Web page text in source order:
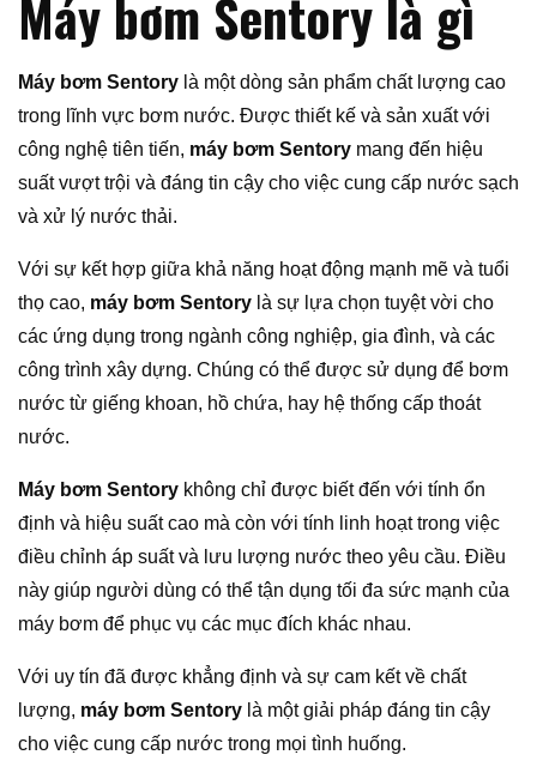
Máy bơm Sentory là gì
Máy bơm Sentory là một dòng sản phẩm chất lượng cao
trong lĩnh vực bơm nước. Được thiết kế và sản xuất với
công nghệ tiên tiến, máy bơm Sentory mang đến hiệu
suất vượt trội và đáng tin cậy cho việc cung cấp nước sạch
và xử lý nước thải.
Với sự kết hợp giữa khả năng hoạt động mạnh mẽ và tuổi
thọ cao, máy bơm Sentory là sự lựa chọn tuyệt vời cho
các ứng dụng trong ngành công nghiệp, gia đình, và các
công trình xây dựng. Chúng có thể được sử dụng để bơm
nước từ giếng khoan, hồ chứa, hay hệ thống cấp thoát
nước.
Máy bơm Sentory không chỉ được biết đến với tính ổn
định và hiệu suất cao mà còn với tính linh hoạt trong việc
điều chỉnh áp suất và lưu lượng nước theo yêu cầu. Điều
này giúp người dùng có thể tận dụng tối đa sức mạnh của
máy bơm để phục vụ các mục đích khác nhau.
Với uy tín đã được khẳng định và sự cam kết về chất
lượng, máy bơm Sentory là một giải pháp đáng tin cậy
cho việc cung cấp nước trong mọi tình huống.